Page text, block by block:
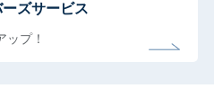
ズサービス
ップ！